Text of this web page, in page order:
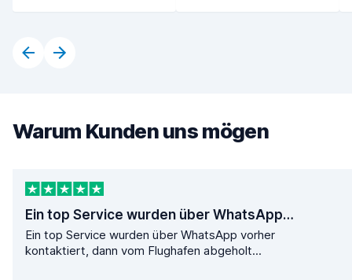
Warum Kunden uns mögen
Ein top Service wurden über WhatsApp…
Ein top Service wurden über WhatsApp vorher
kontaktiert, dann vom Flughafen abgeholt...